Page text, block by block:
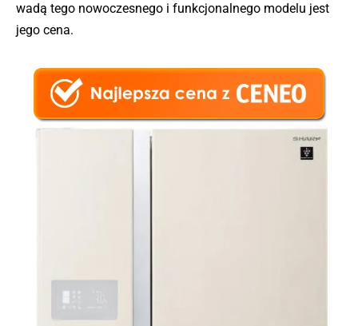
wadą tego nowoczesnego i funkcjonalnego modelu jest
jego cena.